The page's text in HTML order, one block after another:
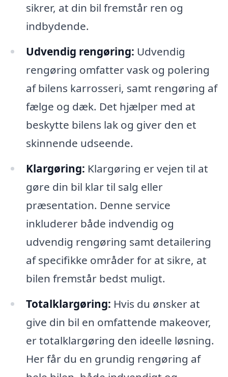
sikrer, at din bil fremstår ren og
indbydende.
Udvendig rengøring: Udvendig
rengøring omfatter vask og polering
af bilens karrosseri, samt rengøring af
fælge og dæk. Det hjælper med at
beskytte bilens lak og giver den et
skinnende udseende.
Klargøring: Klargøring er vejen til at
gøre din bil klar til salg eller
præsentation. Denne service
inkluderer både indvendig og
udvendig rengøring samt detailering
af specifikke områder for at sikre, at
bilen fremstår bedst muligt.
Totalklargøring: Hvis du ønsker at
give din bil en omfattende makeover,
er totalklargøring den ideelle løsning.
Her får du en grundig rengøring af